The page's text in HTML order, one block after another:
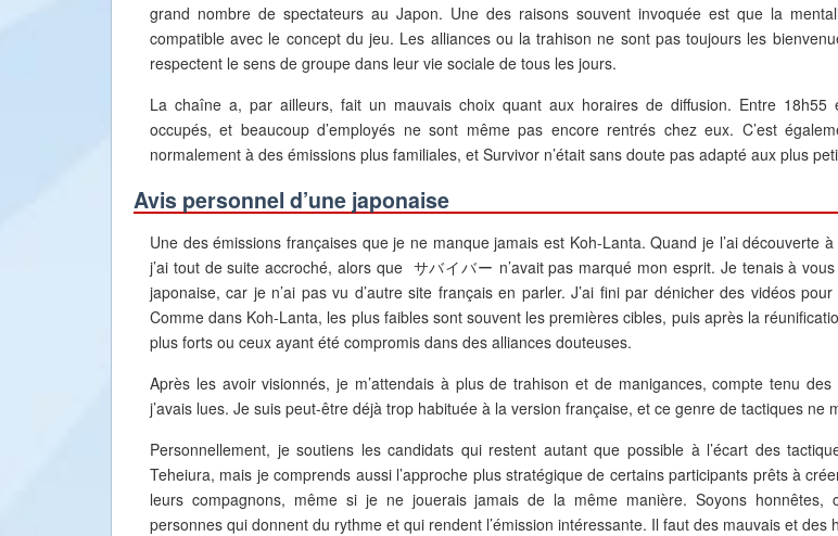
grand nombre de spectateurs au Japon. Une des raisons souvent invoquée est que la
compatible avec le concept du jeu. Les alliances ou la trahison ne sont pas toujours les
respectent le sens de groupe dans leur vie sociale de tous les jours.
La chaîne a, par ailleurs, fait un mauvais choix quant aux horaires de diffusion. Entre 18h55
occupés, et beaucoup d’employés ne sont même pas encore rentrés chez eux. C’est
normalement à des émissions plus familiales, et Survivor n’était sans doute pas adapté aux plus
Avis personnel d’une japonaise
Une des émissions françaises que je ne manque jamais est Koh-Lanta. Quand je l’ai découverte
j’ai tout de suite accroché, alors que サバイバー n’avait pas marqué mon esprit. Je tenais à
japonaise, car je n’ai pas vu d’autre site français en parler. J’ai fini par dénicher des vidéos
Comme dans Koh-Lanta, les plus faibles sont souvent les premières cibles, puis après la
plus forts ou ceux ayant été compromis dans des alliances douteuses.
Après les avoir visionnés, je m’attendais à plus de trahison et de manigances, compte tenu
j’avais lues. Je suis peut-être déjà trop habituée à la version française, et ce genre de tactiques ne
Personnellement, je soutiens les candidats qui restent autant que possible à l’écart des
Teheiura, mais je comprends aussi l’approche plus stratégique de certains participants prêts à
leurs compagnons, même si je ne jouerais jamais de la même manière. Soyons honnêtes,
personnes qui donnent du rythme et qui rendent l’émission intéressante. Il faut des mauvais et des